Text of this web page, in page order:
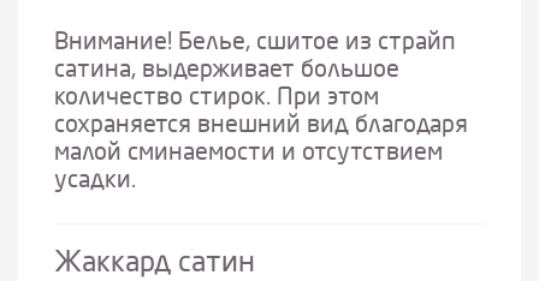
Внимание! Белье, сшитое из страйп
сатина, выдерживает большое
количество стирок. При этом
сохраняется внешний вид благодаря
малой сминаемости и отсутствием
усадки.
Жаккард сатин